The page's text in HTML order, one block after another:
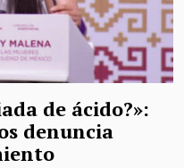
de ácido?»:
denuncia